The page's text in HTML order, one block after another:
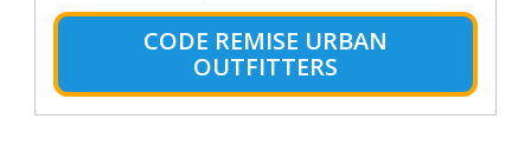
CODE REMISE URBAN
OUTFITTERS